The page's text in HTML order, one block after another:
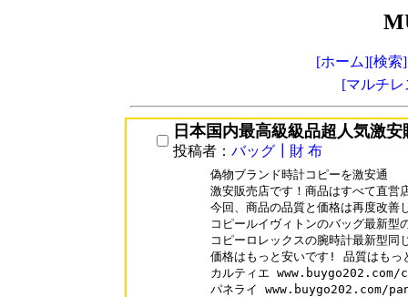
[ホーム][検索]
[マルチ
日本国内最高級級品超人気激安
投稿者： バッグ┃財 布
偽物ブランド時計コピーを激安通
激安販売店です！商品はすべて直営
今回、商品の品質と価格は再度改善
コピールイヴィトンのバッグ最新型
コピーロレックスの腕時計最新型同
価格はもっと安いです! 品質はもっ
カルティエ
パネライ www.buygo202.com/